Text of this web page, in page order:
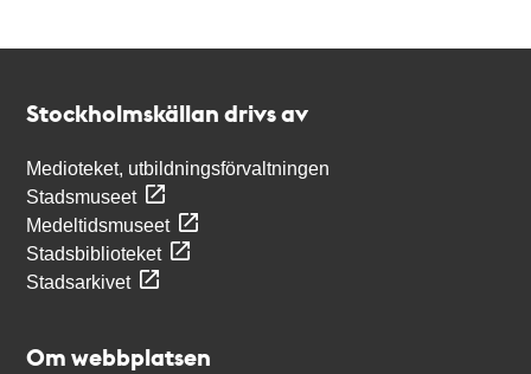
Stockholmskällan drivs av
Medioteket, utbildningsförvaltningen
Stadsmuseet
Medeltidsmuseet
Stadsbiblioteket
Stadsarkivet
Om webbplatsen